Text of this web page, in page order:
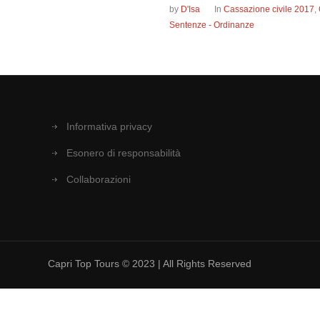
by D'Isa InCassazione civile 2017,
Sentenze - Ordinanze
Informativa privacy
Esonero di responsabilità
Collaborazioni
Capri Top Tours © 2023 | All Rights Reserved